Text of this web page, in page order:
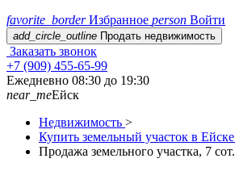
favorite_border Избранное person Войти
add_circle_outline Продать недвижимость
Заказать звонок
+7 (909) 455-65-99
Ежедневно 08:30 до 19:30
near_meЕйск
Недвижимость >
Купить земельный участок в Ейске
Продажа земельного участка, 7 сот.